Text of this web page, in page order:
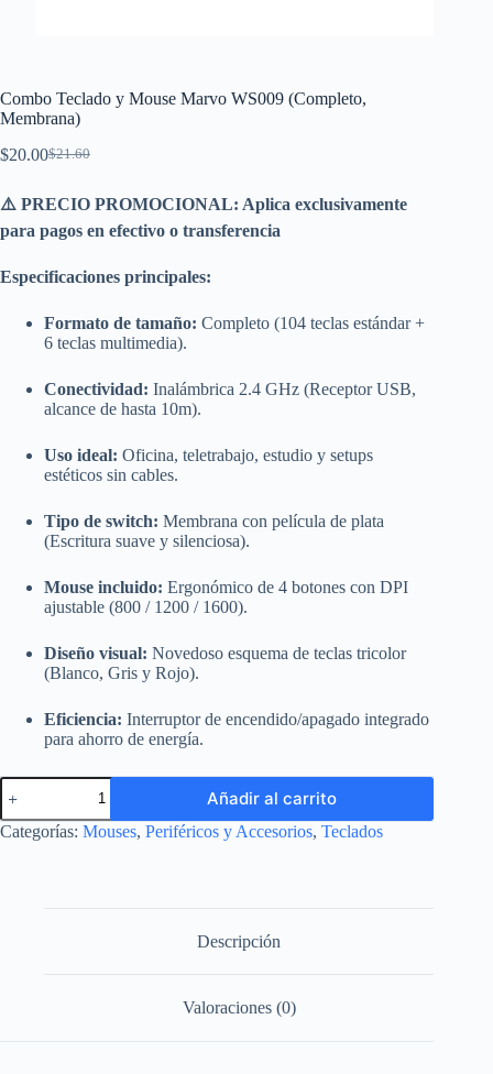
Combo Teclado y Mouse Marvo WS009 (Completo,
Membrana)
$21.60
El
original
$21.60.
$20.00El
actual
$20.00.
⚠️ PRECIO PROMOCIONAL: Aplica exclusivamente
para pagos en efectivo o transferencia
Especificaciones principales:
Formato de tamaño: Completo (104 teclas estándar +
6 teclas multimedia).
Conectividad: Inalámbrica 2.4 GHz (Receptor USB,
alcance de hasta 10m).
Uso ideal: Oficina, teletrabajo, estudio y setups
estéticos sin cables.
Tipo de switch: Membrana con película de plata
(Escritura suave y silenciosa).
Mouse incluido: Ergonómico de 4 botones con DPI
ajustable (800 / 1200 / 1600).
Diseño visual: Novedoso esquema de teclas tricolor
(Blanco, Gris y Rojo).
Eficiencia: Interruptor de encendido/apagado integrado
para ahorro de energía.
Combo
Teclado
y
Mouse
Añadir al carrito
Categorías: Mouses, Periféricos y Accesorios, Teclados
Descripción
Valoraciones (0)